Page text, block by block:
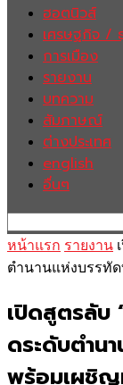
ฮอตนิวส์
เศรษฐกิจ /
การเมือง
รายงาน
บทความ
สัมภาษณ์
ต่างประเทศ
english
อื่นๆ
หน้าแรก รายงาน
ตำนานแห่งบรรทั
เปิดสูตรลับ
ดระดับตำน
พร้อมเผชิญ